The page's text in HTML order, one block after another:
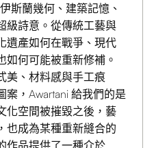
斯蘭幾何、建築記憶、
級詩意。從傳統工藝與
遺產如何在戰爭、現代
如何可能被重新修補。
美、材料感與手工痕
案，Awartani 給我們的是
化空間被摧毀之後，藝
也成為某種重新縫合的